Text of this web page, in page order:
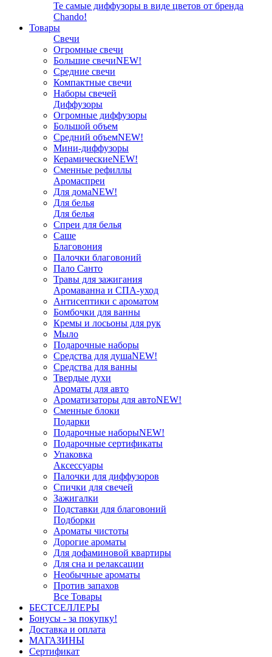
Те самые диффузоры в виде цветов от бренда
Chando!
Товары
Свечи
Огромные свечи
Большие свечиNEW!
Средние свечи
Компактные свечи
Наборы свечей
Диффузоры
Огромные диффузоры
Большой объем
Средний объемNEW!
Мини-диффузоры
КерамическиеNEW!
Сменные рефиллы
Аромаспреи
Для домаNEW!
Для белья
Для белья
Спреи для белья
Саше
Благовония
Палочки благовоний
Пало Санто
Травы для зажигания
Аромаванна и СПА-уход
Антисептики с ароматом
Бомбочки для ванны
Кремы и лосьоны для рук
Мыло
Подарочные наборы
Средства для душаNEW!
Средства для ванны
Твердые духи
Ароматы для авто
Ароматизаторы для автоNEW!
Сменные блоки
Подарки
Подарочные наборыNEW!
Подарочные сертификаты
Упаковка
Аксессуары
Палочки для диффузоров
Спички для свечей
Зажигалки
Подставки для благовоний
Подборки
Ароматы чистоты
Дорогие ароматы
Для дофаминовой квартиры
Для сна и релаксации
Необычные ароматы
Против запахов
Все Товары
БЕСТСЕЛЛЕРЫ
Бонусы - за покупку!
Доставка и оплата
МАГАЗИНЫ
Cертификат